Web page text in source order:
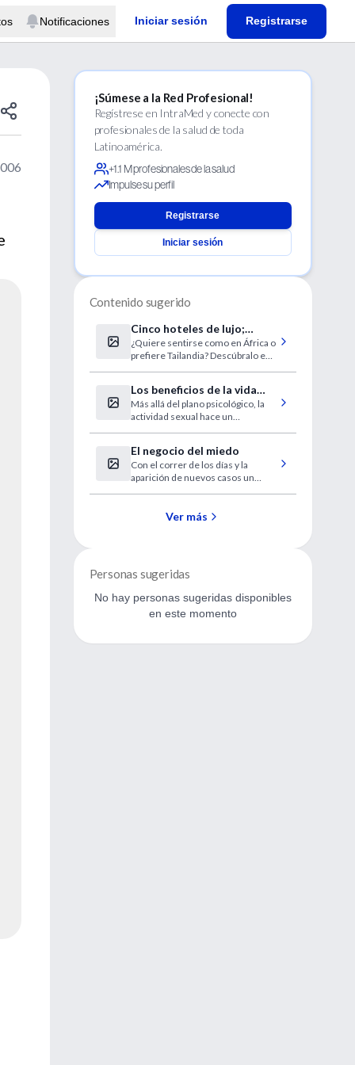
Notificaciones Iniciar sesión Registrarse
¡Súmese a la Red Profesional!
Regístrese en IntraMed y conecte con
profesionales de la salud de toda
Latinoamérica.
+1.1 M profesionales de la salud
Impulse su perfil
Registrarse
Iniciar sesión
Contenido sugerido
Cinco hoteles de lujo;
alojamientos recrean
bosques lluviosos
¿Quiere sentirse como en África o
prefiere Tailandia? Descúbralo en
Los beneficios de la vida
sexual
Más allá del plano psicológico, la
actividad sexual hace un
los especialistas.
El negocio del miedo
Con el correr de los días y la
aparición de nuevos casos un
decenas de ofertas comerciales
Ver más
Personas sugeridas
No hay personas sugeridas disponibles
en este momento